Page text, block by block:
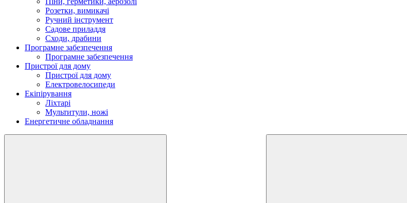
Розетки, вимикачі
Ручний інструмент
Садове приладдя
Сходи, драбини
Програмне забезпечення
Програмне забезпечення
Пристрої для дому
Пристрої для дому
Електровелосипеди
Екіпірування
Ліхтарі
Мультитули, ножі
Енергетичне обладнання